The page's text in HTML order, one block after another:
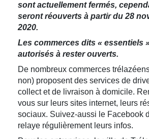
sont actuellement fermés,
seront réouverts à partir du 28
2020.
Les commerces dits « essentiels
autorisés à rester ouverts.
De nombreux commerces
non) proposent des services de
collect et de livraison à domicile.
vous sur leurs sites internet, leurs
sociaux. Suivez-aussi le Facebook
relaye régulièrement leurs infos.